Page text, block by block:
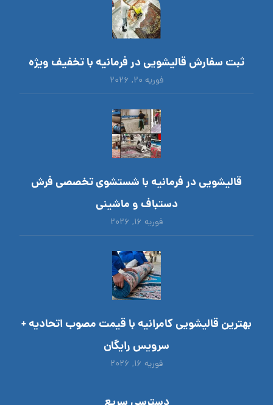
ثبت سفارش قالیشویی در فرمانیه با تخفیف ویژه
فوریه ۲۰, ۲۰۲۶
قالیشویی در فرمانیه با شستشوی تخصصی فرش
دستباف و ماشینی
فوریه ۱۶, ۲۰۲۶
بهترین قالیشویی کامرانیه با قیمت مصوب اتحادیه +
سرویس رایگان
فوریه ۱۶, ۲۰۲۶